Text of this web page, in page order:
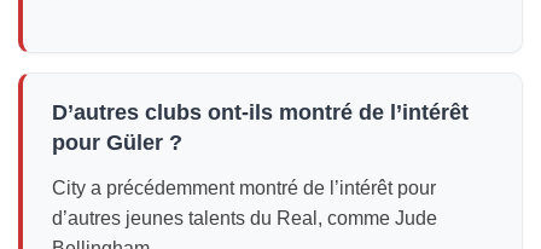
D’autres clubs ont-ils montré de l’intérêt
pour Güler ?
City a précédemment montré de l’intérêt pour
d’autres jeunes talents du Real, comme Jude